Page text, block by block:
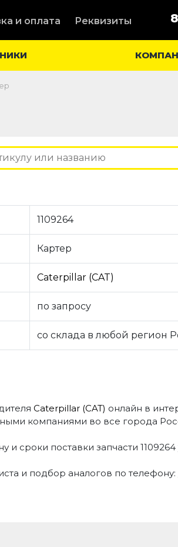
и оплата Реквизиты
1109264
Картер
Caterpillar (CAT)
по запросу
со склада в любой регион
Caterpillar (CAT) онлайн в
компаниями во все города
и сроки поставки запчасти
и подбор аналогов по телефону: